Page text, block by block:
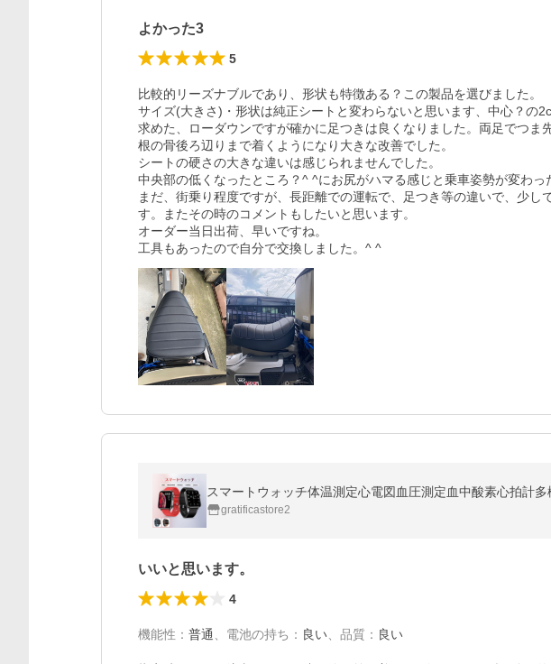
よかった3
5
比較的リーズナブルであり、形状も特徴ある？この製品を選びました。
サイズ(大きさ)・形状は純正シートと変わらないと思います、中心？の
求めた、ローダウンですが確かに足つきは良くなりました。両足でつま
根の骨後ろ辺りまで着くようになり大きな改善でした。
シートの硬さの大きな違いは感じられませんでした。
中央部の低くなったところ？^ ^にお尻がハマる感じと乗車姿勢が変わっ
まだ、街乗り程度ですが、長距離での運転で、足つき等の違いで、少し
す。またその時のコメントもしたいと思います。
オーダー当日出荷、早いですね。
工具もあったので自分で交換しました。^ ^
スマートウォッチ体温測定心電図血圧測定血中酸素心拍計
gratificastore2
いいと思います。
4
機能性 ： 普通 電池の持ち ： 良い 品質 ： 良い